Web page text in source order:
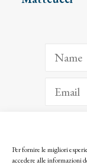
Per fornire le migliori
accedere alle informazioni